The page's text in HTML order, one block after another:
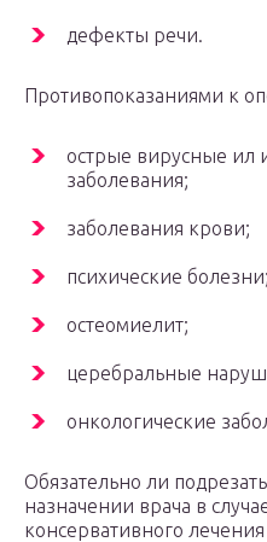
дефекты речи.
Противопоказаниями к
острые вирусные
заболевания;
заболевания крови;
психические болезни;
остеомиелит;
церебральные
онкологические
Обязательно ли
назначении врача в
консервативного